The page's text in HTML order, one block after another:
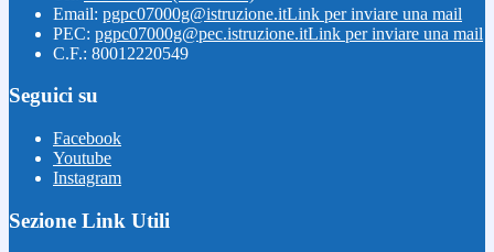
Email: pgpc07000g@istruzione.itLink per inviare una mail
PEC: pgpc07000g@pec.istruzione.itLink per inviare una mail
C.F.: 80012220549
Seguici su
Facebook
Youtube
Instagram
Sezione Link Utili